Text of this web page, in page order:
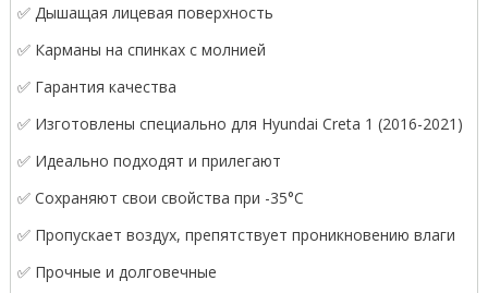
✅ Дышащая лицевая поверхность
✅ Карманы на спинках с молнией
✅ Гарантия качества
✅ Изготовлены специально для Hyundai Creta 1 (2016-2021)
✅ Идеально подходят и прилегают
✅ Сохраняют свои свойства при -35°С
✅ Пропускает воздух, препятствует проникновению влаги
✅ Прочные и долговечные